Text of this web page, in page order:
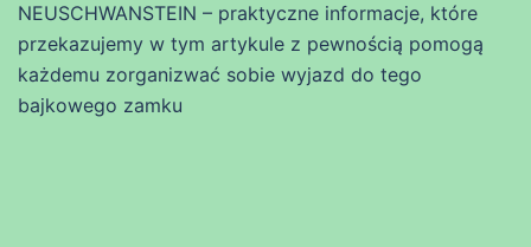
NEUSCHWANSTEIN – praktyczne informacje, które
przekazujemy w tym artykule z pewnością pomogą
każdemu zorganizwać sobie wyjazd do tego
bajkowego zamku